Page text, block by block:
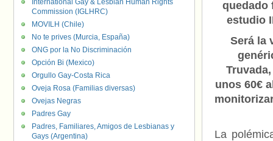
quedado
estudio
Será la
unos 60€
La
International Gay & Lesbian Human Rights
Commission (IGLHRC)
MOVILH (Chile)
No te prives (Murcia, España)
ONG por la No Discriminación
Opción Bi (Mexico)
Orgullo Gay-Costa Rica
Oveja Rosa (Familias diversas)
Ovejas Negras
Padres Gay
Padres, Familiares, Amigos de Lesbianas y
Gays (Argentina)